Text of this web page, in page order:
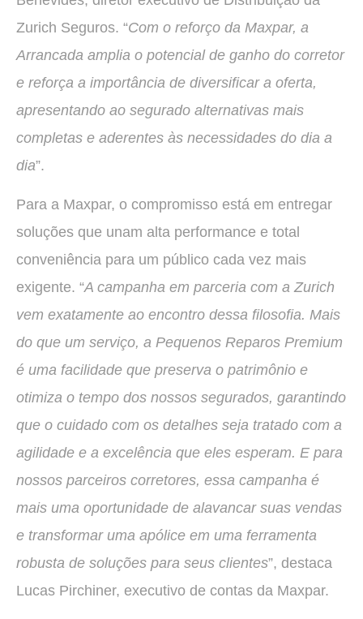
Zurich Seguros. “Com o reforço da Maxpar, a
Arrancada amplia o potencial de ganho do corretor
e reforça a importância de diversificar a oferta,
apresentando ao segurado alternativas mais
completas e aderentes às necessidades do dia a
dia”.
Para a Maxpar, o compromisso está em entregar
soluções que unam alta performance e total
conveniência para um público cada vez mais
exigente. “A campanha em parceria com a Zurich
vem exatamente ao encontro dessa filosofia. Mais
do que um serviço, a Pequenos Reparos Premium
é uma facilidade que preserva o patrimônio e
otimiza o tempo dos nossos segurados, garantindo
que o cuidado com os detalhes seja tratado com a
agilidade e a excelência que eles esperam. E para
nossos parceiros corretores, essa campanha é
mais uma oportunidade de alavancar suas vendas
e transformar uma apólice em uma ferramenta
robusta de soluções para seus clientes”, destaca
Lucas Pirchiner, executivo de contas da Maxpar.